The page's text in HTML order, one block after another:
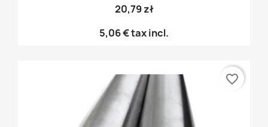
20,79 zł
5,06 €tax incl.
favorite_border